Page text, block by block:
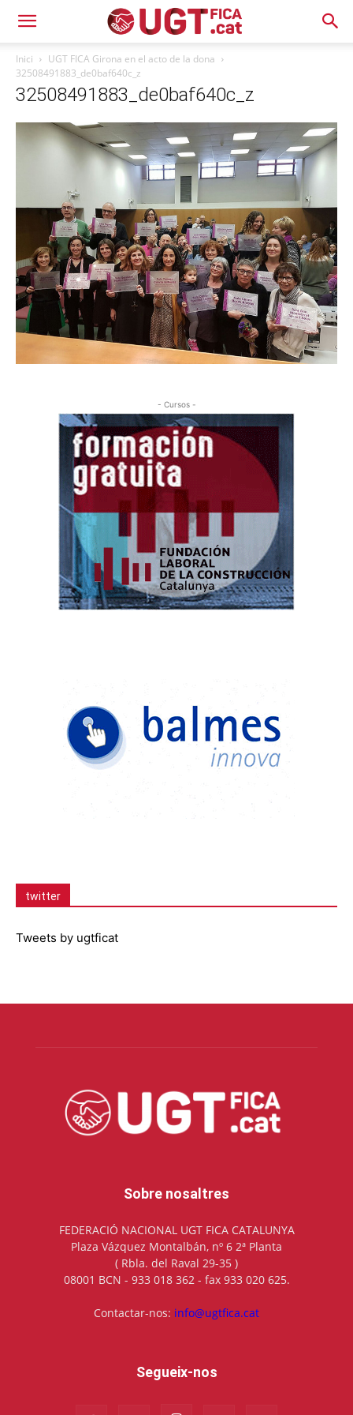
Inici
UGT FICA Girona en el acto de la dona
32508491883_de0baf640c_z
32508491883_de0baf640c_z
- Cursos -
twitter
Tweets by ugtficat
Sobre nosaltres
FEDERACIÓ NACIONAL UGT FICA CATALUNYA
Plaza Vázquez Montalbán, nº 6 2ª Planta
( Rbla. del Raval 29-35 )
08001 BCN - 933 018 362 - fax 933 020 625.
Contactar-nos: info@ugtfica.cat
Segueix-nos